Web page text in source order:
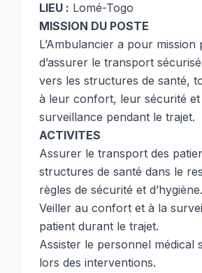
LIEU : Lomé-Togo
MISSION DU POSTE
L’Ambulancier a pour mission
d’assurer le transport
vers les structures de santé,
à leur confort, leur sécurité
surveillance pendant le trajet.
ACTIVITES
Assurer le transport des
structures de santé dans le
règles de sécurité et d’hygiène.
Veiller au confort et à la
patient durant le trajet.
Assister le personnel médical
lors des interventions.